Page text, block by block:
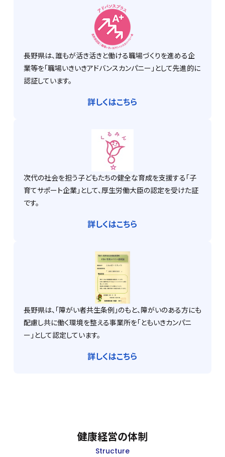
長野県は、誰もが活き活きと働ける職場づくりを進める企
業等を「職場いきいきアドバンスカンパニー」として先進的に
認証しています。
詳しくはこちら
次代の社会を担う子どもたちの健全な育成を支援する「子
育てサポート企業」として、厚生労働大臣の認定を受けた証
です。
詳しくはこちら
長野県は、「障がい者共生条例」のもと、障がいのある方にも
配慮し共に働く環境を整える事業所を「ともいきカンパニ
ー」として認定しています。
詳しくはこちら
健康経営の体制
Structure